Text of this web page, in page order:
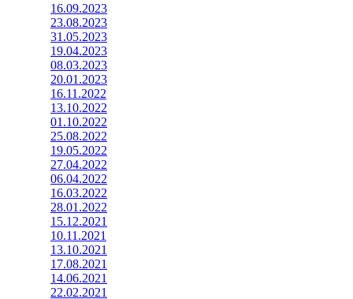
16.09.2023
23.08.2023
31.05.2023
19.04.2023
08.03.2023
20.01.2023
16.11.2022
13.10.2022
01.10.2022
25.08.2022
19.05.2022
27.04.2022
06.04.2022
16.03.2022
28.01.2022
15.12.2021
10.11.2021
13.10.2021
17.08.2021
14.06.2021
22.02.2021